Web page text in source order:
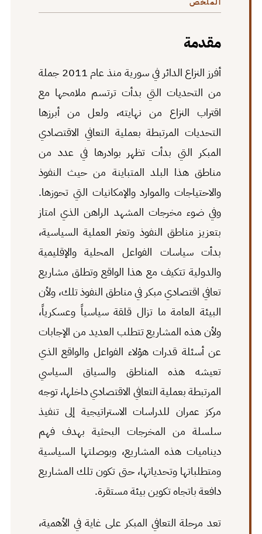
الملخص
مقدمة
أفرز النزاع الدائر في سورية منذ عام 2011 جملة
من التحديات التي بدأت ترتسم ملامحها مع
اقتراب النزاع من نهايته، ولعل من أبرزها
التحديات المرتبطة بعملية التعافي الاقتصادي
المبكر التي بدأت تظهر بوادرها في عدد من
مناطق هذا البلد المتباينة من حيث النفوذ
والاحتياجات والموارد والإمكانيات التي تحوزها.
وفي ضوء مخرجات المشهد الراهن الذي امتاز
بتعزيز مناطق النفوذ وتعثر العملية السياسية،
بدأت سياسات الفواعل المحلية والإقليمية
والدولية تتكيف مع هذا الواقع وتطلق مشاريع
تعافي اقتصادي مبكر في مناطق النفوذ تلك، ولأن
البيئة العامة ما تزال قلقة سياسياً وعسكرياً،
ولأن هذه المشاريع تتطلب العديد من الإجابات
عن أسئلة قدرات هؤلاء الفواعل والواقع الذي
تعيشه هذه المناطق والسياق السياسي
المرتبطة بعملية التعافي الاقتصادي داخلها، توجه
مركز عمران للدراسات الاستراتيجية إلى تنفيذ
سلسلة من المخرجات البحثية بهدف فهم
ديناميات هذه المشاريع، وبوصلتها السياسية
ومتطلباتها وتحدياتها، حتى تكون تلك المشاريع
دافعة باتجاه تكوين بيئة مستقرة.
تعد مرحلة التعافي المبكر على غاية في الأهمية،